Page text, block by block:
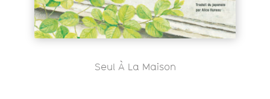
Seul À La Maison